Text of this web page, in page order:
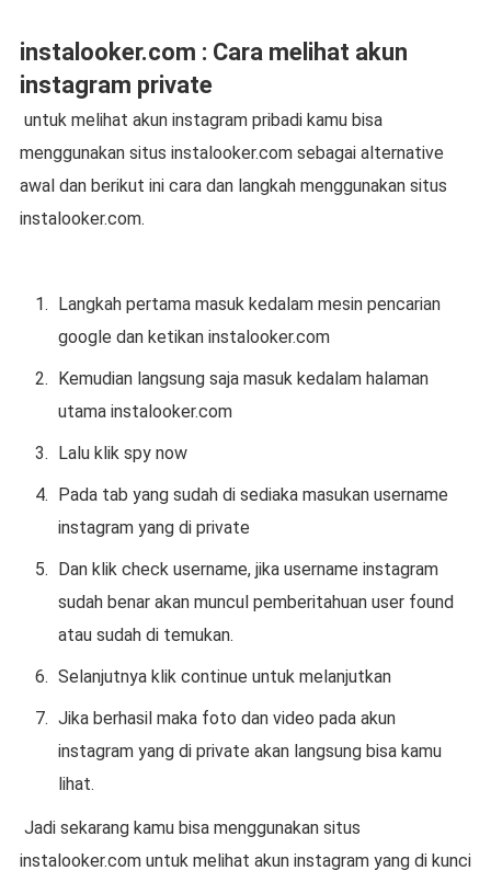
instalooker.com : Cara melihat akun
instagram private
untuk melihat akun instagram pribadi kamu bisa
menggunakan situs instalooker.com sebagai alternative
awal dan berikut ini cara dan langkah menggunakan situs
instalooker.com.
Langkah pertama masuk kedalam mesin pencarian
google dan ketikan instalooker.com
Kemudian langsung saja masuk kedalam halaman
utama instalooker.com
Lalu klik spy now
Pada tab yang sudah di sediaka masukan username
instagram yang di private
Dan klik check username, jika username instagram
sudah benar akan muncul pemberitahuan user found
atau sudah di temukan.
Selanjutnya klik continue untuk melanjutkan
Jika berhasil maka foto dan video pada akun
instagram yang di private akan langsung bisa kamu
lihat.
Jadi sekarang kamu bisa menggunakan situs
instalooker.com untuk melihat akun instagram yang di kunci